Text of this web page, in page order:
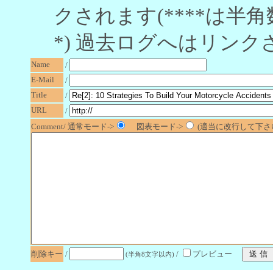
クされます(****は半角
*) 過去ログへはリンク
Name
/
E-Mail
/
Title
/
URL
/
Comment/ 通常モード->
図表モード-> (適当に改行して下
削除キー / (半角8文字以内) / プレビュー